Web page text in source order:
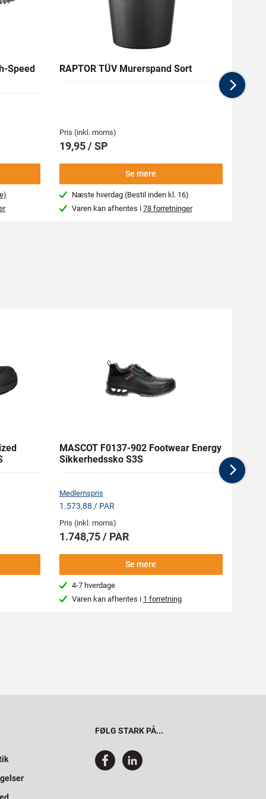
Speed
RAPTOR TÜV Murerspand Sort
Pris (inkl. moms)
19,95 / SP
Se mere
Næste hverdag (Bestil inden kl. 16)
Varen kan afhentes i 78 forretninger
MASCOT F0137-902 Footwear Energy
Sikkerhedssko S3S
Medlemspris
1.573,88 / PAR
Pris (inkl. moms)
1.748,75 / PAR
Se mere
4-7 hverdage
Varen kan afhentes i 1 forretning
Dame
FØLG STARK PÅ...